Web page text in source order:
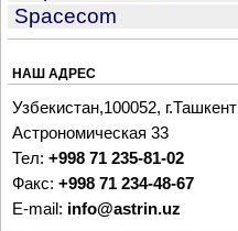
Spacecom
НАШ АДРЕС
Узбекистан,100052, г.Ташкент
Астрономическая 33
Тел: +998 71 235-81-02
Факс: +998 71 234-48-67
E-mail: info@astrin.uz